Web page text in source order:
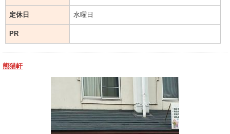
定休日 水曜日
PR
熊猫軒